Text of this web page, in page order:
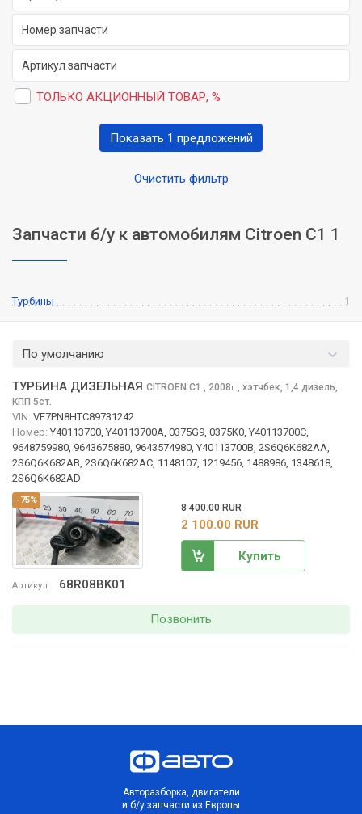
ТОЛЬКО АКЦИОННЫЙ ТОВАР, %
Очистить фильтр
Показать 1 предложений
Запчасти б/у к автомобилям Citroen C1 1
Турбины 1
По умолчанию
-75%
Артикул 68R08BK01
ТУРБИНА ДИЗЕЛЬНАЯ CITROEN C1 , 2008г., хэтчбек, 1,4 дизель,
КПП 5ст.
VIN: VF7PN8HTC89731242
Номер: Y40113700, Y40113700A, 0375G9, 0375K0, Y40113700C,
9648759980, 9643675880, 9643574980, Y40113700B, 2S6Q6K682AA,
2S6Q6K682AB, 2S6Q6K682AC, 1148107, 1219456, 1488986, 1348618,
2S6Q6K682AD
8 400.00 RUR
2 100.00 RUR
Купить
Позвонить
Авторазборка, двигатели
и б/у запчасти из Европы